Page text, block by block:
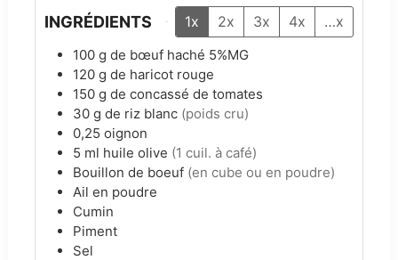
INGRÉDIENTS 1x 2x 3x 4x …x
100 g de bœuf haché 5%MG
120 g de haricot rouge
150 g de concassé de tomates
30 g de riz blanc (poids cru)
0,25 oignon
5 ml huile olive (1 cuil. à café)
Bouillon de boeuf (en cube ou en poudre)
Ail en poudre
Cumin
Piment
Sel